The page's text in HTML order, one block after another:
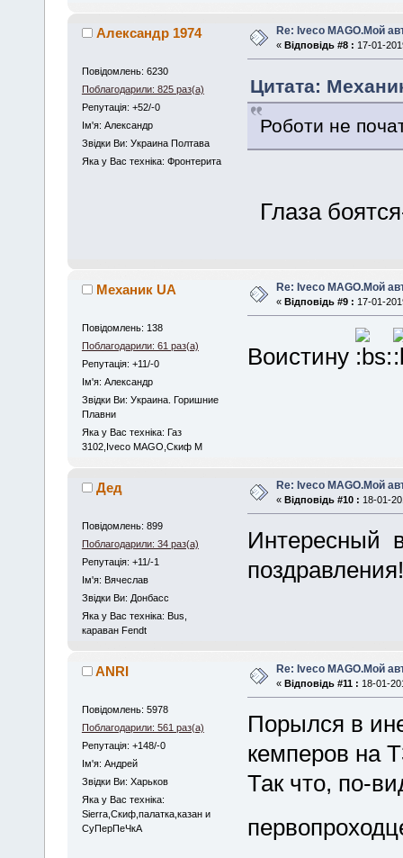
Александр 1974
Повідомлень: 6230
Поблагодарили: 825 раз(а)
Репутація: +52/-0
Iм'я: Александр
Звідки Ви: Украина Полтава
Яка у Вас техніка: Фронтерита
Re: Iveco MAGO.Мой
« Відповідь #8 : 17-01-
Цитата:
Роботи не
Глаза
Механик UA
Повідомлень: 138
Поблагодарили: 61 раз(а)
Репутація: +11/-0
Iм'я: Александр
Звідки Ви: Украина. Горишние
Плавни
Яка у Вас техніка: Газ
3102,Iveco MAGO,Скиф М
Re: Iveco MAGO.Мой
« Відповідь #9 : 17-01-
Воистину
Дед
Повідомлень: 899
Поблагодарили: 34 раз(а)
Репутація: +11/-1
Iм'я: Вячеслав
Звідки Ви: Донбасс
Яка у Вас техніка: Bus,
караван Fendt
Re: Iveco MAGO.Мой
« Відповідь #10 : 18-01-
Интересный
поздравления!
ANRI
Повідомлень: 5978
Поблагодарили: 561 раз(а)
Репутація: +148/-0
Iм'я: Андрей
Звідки Ви: Харьков
Яка у Вас техніка:
Sierra,Скиф,палатка,казан и
СуПерПеЧкА
Re: Iveco MAGO.Мой
« Відповідь #11 : 18-01-
Порылся в
кемперов на
Так что, по-